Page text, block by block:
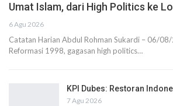
Umat Islam, dari High Politics ke
6 Agu 2026
Catatan Harian Abdul Rohman Sukardi – 06/
Reformasi 1998, gagasan high politics…
KPI Dubes: Restoran
7 Agu 2026